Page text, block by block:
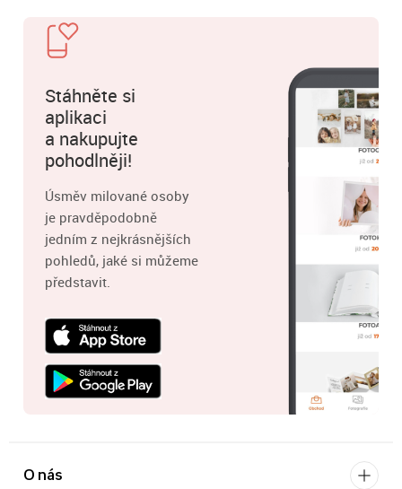
Stáhněte si
aplikaci
a nakupujte
pohodlněji!
Úsměv milované osoby
je pravděpodobně
jedním z nejkrásnějších
pohledů, jaké si můžeme
představit.
O nás